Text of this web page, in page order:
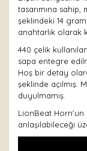
tasarımına
şeklindeki 14
anahtarlık olarak
440 çelik
sapa entegre
Hoş bir detay
şeklinde açılmış.
duyulmamış.
LionBeat Horn'un
anlaşılabileceği